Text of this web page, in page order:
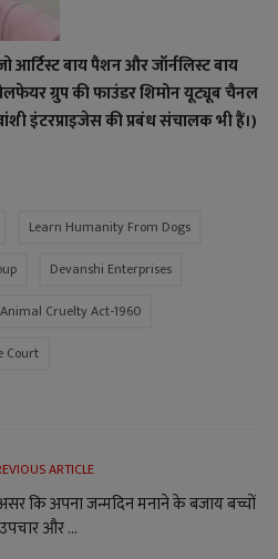
आर्टिस्ट बाय पैशन और जॉर्नलिस्ट बाय
ग्रुप की फाउंडर शिमोन यूट्यूब चैनल
इंटरप्राइजेस की प्रबंध संचालक भी हैं।)
Learn Humanity From Dogs
Devanshi Enterprises
Animal Cruelty Act-1960
Court
ARTICLE
कि अपना जन्मदिन मनाने के बजाय बच्चों
और ...